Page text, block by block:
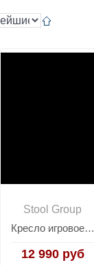
Stool Group
Кресло игровое TopChairs Virage черно-белое
12 990 руб